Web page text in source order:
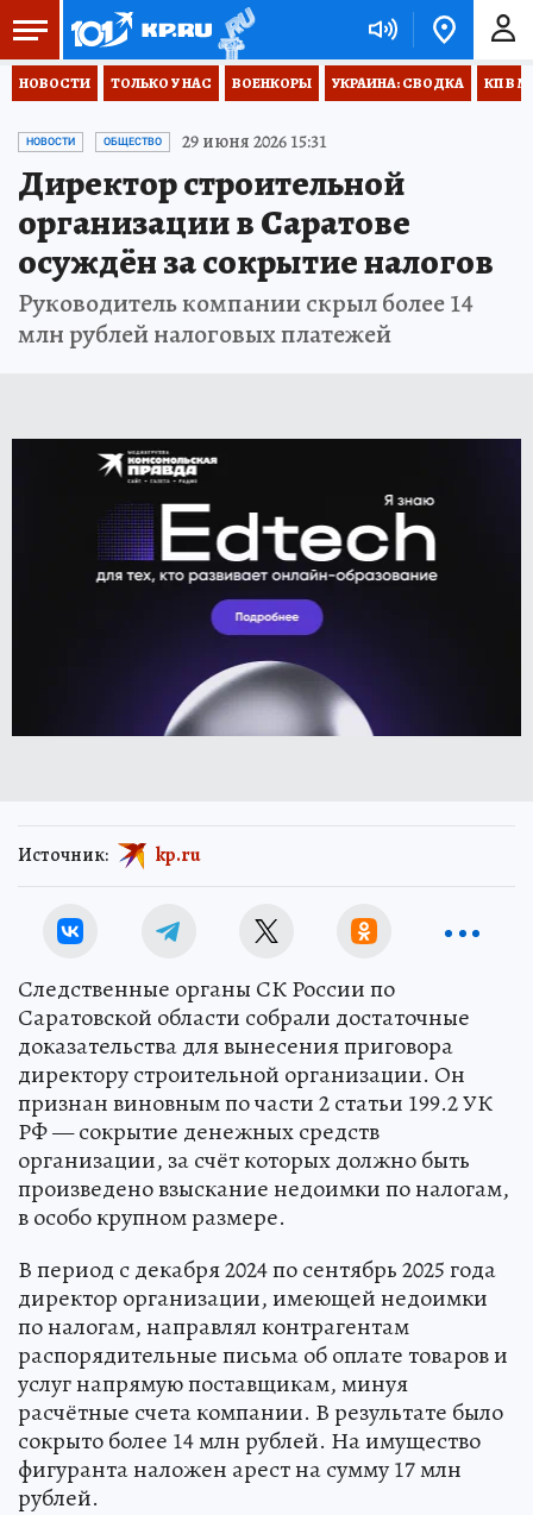
НОВОСТИ ТОЛЬКО У НАС ВОЕНКОРЫ УКРАИНА: СВОДКА КП В
НОВОСТИ ОБЩЕСТВО 29 июня 2026 15:31
Директор строительной
организации в Саратове
осуждён за сокрытие налогов
Руководитель компании скрыл более 14
млн рублей налоговых платежей
Источник: kp.ru
Следственные органы СК России по
Саратовской области собрали достаточные
доказательства для вынесения приговора
директору строительной организации. Он
признан виновным по части 2 статьи 199.2 УК
РФ — сокрытие денежных средств
организации, за счёт которых должно быть
произведено взыскание недоимки по налогам,
в особо крупном размере.
В период с декабря 2024 по сентябрь 2025 года
директор организации, имеющей недоимки
по налогам, направлял контрагентам
распорядительные письма об оплате товаров и
услуг напрямую поставщикам, минуя
расчётные счета компании. В результате было
сокрыто более 14 млн рублей. На имущество
фигуранта наложен арест на сумму 17 млн
рублей.